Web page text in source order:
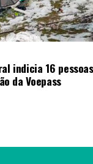
indicia 16
da Voepass